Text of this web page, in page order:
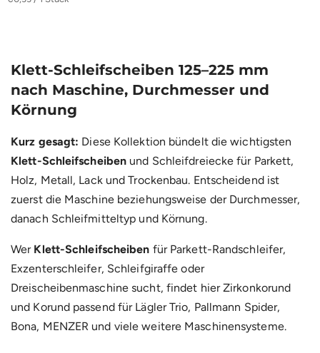
Klett-Schleifscheiben 125–225 mm
nach Maschine, Durchmesser und
Körnung
Kurz gesagt: Diese Kollektion bündelt die wichtigsten
Klett-Schleifscheiben und Schleifdreiecke für Parkett,
Holz, Metall, Lack und Trockenbau. Entscheidend ist
zuerst die Maschine beziehungsweise der Durchmesser,
danach Schleifmitteltyp und Körnung.
Wer Klett-Schleifscheiben für Parkett-Randschleifer,
Exzenterschleifer, Schleifgiraffe oder
Dreischeibenmaschine sucht, findet hier Zirkonkorund
und Korund passend für Lägler Trio, Pallmann Spider,
Bona, MENZER und viele weitere Maschinensysteme.